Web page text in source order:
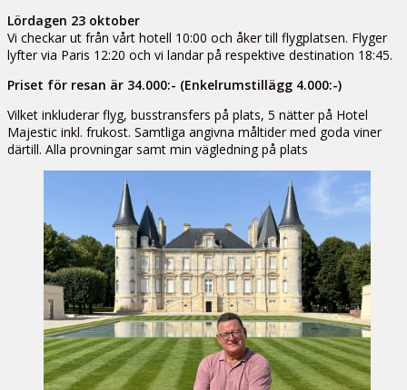
Lördagen 23 oktober
Vi checkar ut från vårt hotell 10:00 och åker till flygplatsen. Flyger
lyfter via Paris 12:20 och vi landar på respektive destination 18:45.
Priset för resan är 34.000:- (Enkelrumstillägg 4.000:-)
Vilket inkluderar flyg, busstransfers på plats, 5 nätter på Hotel
Majestic inkl. frukost. Samtliga angivna måltider med goda viner
därtill. Alla provningar samt min vägledning på plats